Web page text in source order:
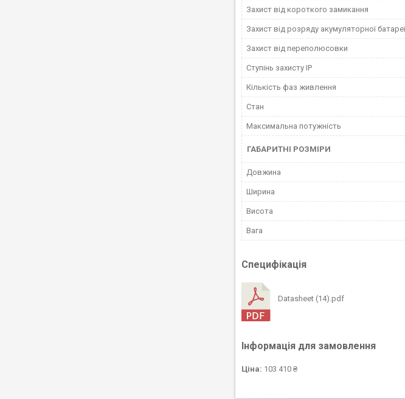
Захист від короткого замикання
Захист від розряду акумуляторної батареї
Захист від переполюсовки
Ступінь захисту IP
Кількість фаз живлення
Стан
Максимальна потужність
ГАБАРИТНІ РОЗМІРИ
Довжина
Ширина
Висота
Вага
Специфікація
Datasheet (14).pdf
Інформація для замовлення
Ціна: 103 410 ₴